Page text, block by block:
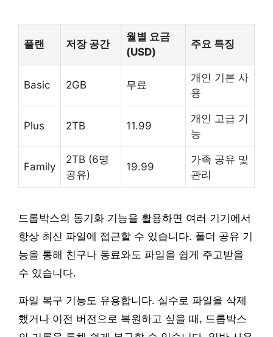
플랜 저장 공간
월별 요금
(USD)
주요 특징
Basic 2GB 무료
개인 기본 사
용
Plus 2TB 11.99
개인 고급 기
능
Family
2TB (6명
공유)
19.99
가족 공유 및
관리
드롭박스의 동기화 기능을 활용하면 여러 기기에서
항상 최신 파일에 접근할 수 있습니다. 폴더 공유 기
능을 통해 친구나 동료와도 파일을 쉽게 주고받을
수 있습니다.
파일 복구 기능도 유용합니다. 실수로 파일을 삭제
했거나 이전 버전으로 복원하고 싶을 때, 드롭박스